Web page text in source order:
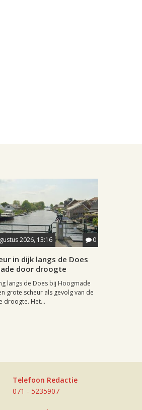
2026, 13:16 0
in dijk langs de Does
door droogte
langs de Does bij Hoogmade
grote scheur als gevolg van de
droogte. Het...
Telefoon Redactie
071 - 5235907